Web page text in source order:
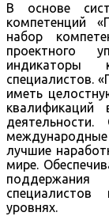
В основе
компетенций
набор
проектного
индикаторы
специалистов.
иметь
квалификаций
лучшие
мире.
поддержания
уровнях.